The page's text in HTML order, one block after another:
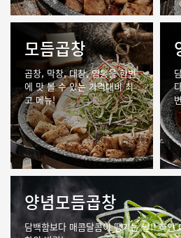
모듬곱창
곱창, 막창, 대창, 염통을 한번
에맛 볼 수 있는 가격대비 최
고 메뉴!
양념모듬곱창
담백함보다 매콤달콤이 땡기는 날!!하얀